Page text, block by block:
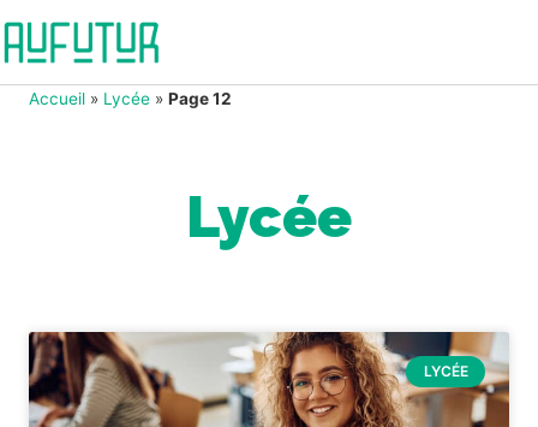
Accueil » Lycée » Page 12
Lycée
LYCÉE